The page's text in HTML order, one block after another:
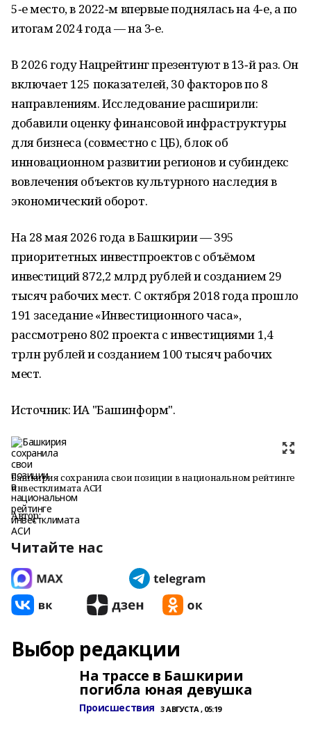
5‑е место, в 2022‑м впервые поднялась на 4‑е, а по
итогам 2024 года — на 3‑е.
В 2026 году Нацрейтинг презентуют в 13‑й раз. Он
включает 125 показателей, 30 факторов по 8
направлениям. Исследование расширили:
добавили оценку финансовой инфраструктуры
для бизнеса (совместно с ЦБ), блок об
инновационном развитии регионов и субиндекс
вовлечения объектов культурного наследия в
экономический оборот.
На 28 мая 2026 года в Башкирии — 395
приоритетных инвестпроектов с объёмом
инвестиций 872,2 млрд рублей и созданием 29
тысяч рабочих мест. С октября 2018 года прошло
191 заседание «Инвестиционного часа»,
рассмотрено 802 проекта с инвестициями 1,4
трлн рублей и созданием 100 тысяч рабочих
мест.
Источник: ИА "Башинформ".
Башкирия сохранила свои позиции в национальном рейтинге
инвестклимата АСИ
Автор:
Читайте нас
Выбор редакции
На трассе в Башкирии
погибла юная девушка
Происшествия 3 АВГУСТА , 05:19